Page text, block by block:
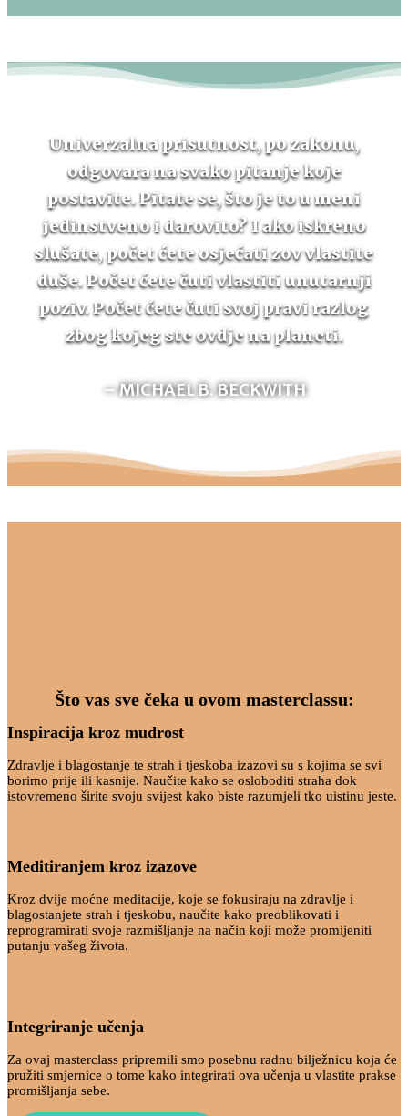
Univerzalna prisutnost, po zakonu,
odgovara na svako pitanje koje
postavite. Pitate se, što je to u meni
jedinstveno i darovito? I ako iskreno
slušate, počet ćete osjećati zov vlastite
duše. Počet ćete čuti vlastiti unutarnji
poziv. Počet ćete čuti svoj pravi razlog
zbog kojeg ste ovdje na planeti.
– MICHAEL B. BECKWITH
Što vas sve čeka u ovom masterclassu:
Inspiracija kroz mudrost
Zdravlje i blagostanje te strah i tjeskoba izazovi su s kojima se svi
borimo prije ili kasnije. Naučite kako se osloboditi straha dok
istovremeno širite svoju svijest kako biste razumjeli tko uistinu jeste.
Meditiranjem kroz izazove
Kroz dvije moćne meditacije, koje se fokusiraju na zdravlje i
blagostanjete strah i tjeskobu, naučite kako preoblikovati i
reprogramirati svoje razmišljanje na način koji može promijeniti
putanju vašeg života.
Integriranje učenja
Za ovaj masterclass pripremili smo posebnu radnu bilježnicu koja će
pružiti smjernice o tome kako integrirati ova učenja u vlastite prakse
promišljanja sebe.